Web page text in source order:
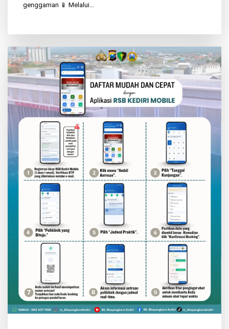
genggaman 📱 Melalui...